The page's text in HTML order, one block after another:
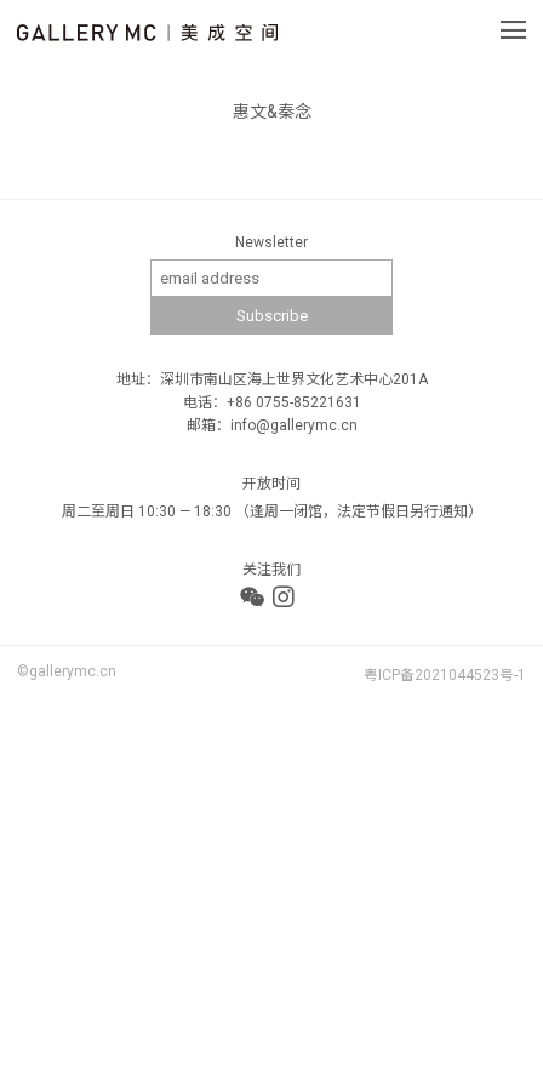
惠文&秦念
Newsletter
地址：深圳市南山区海上世界文化艺术中心201A
电话：+86 0755-85221631
邮箱：info@gallerymc.cn
开放时间
周二至周日 10:30 — 18:30 （逢周一闭馆，法定节假日另行通知）
关注我们
©gallerymc.cn 粤ICP备2021044523号-1